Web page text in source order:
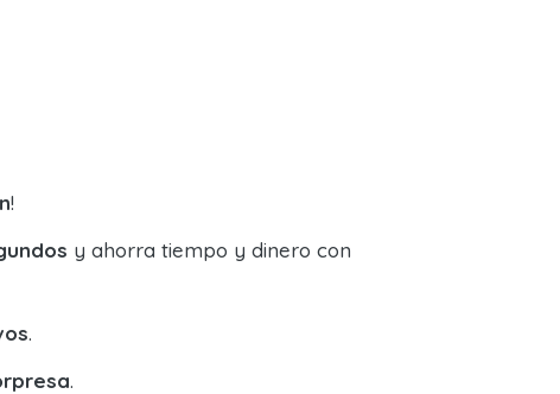
!
y ahorra tiempo y dinero con
.
.